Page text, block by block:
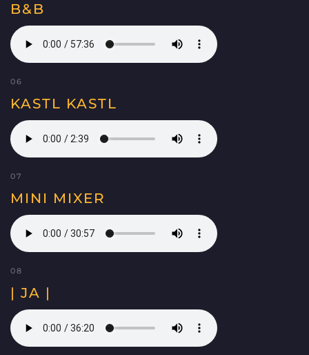
B&B
06
KASTL KASTL
07
MINI MIXER
08
| JA |